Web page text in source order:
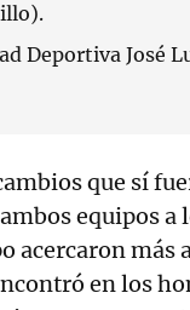
Deportiva José
que sí
equipos a
acercaron más
en los